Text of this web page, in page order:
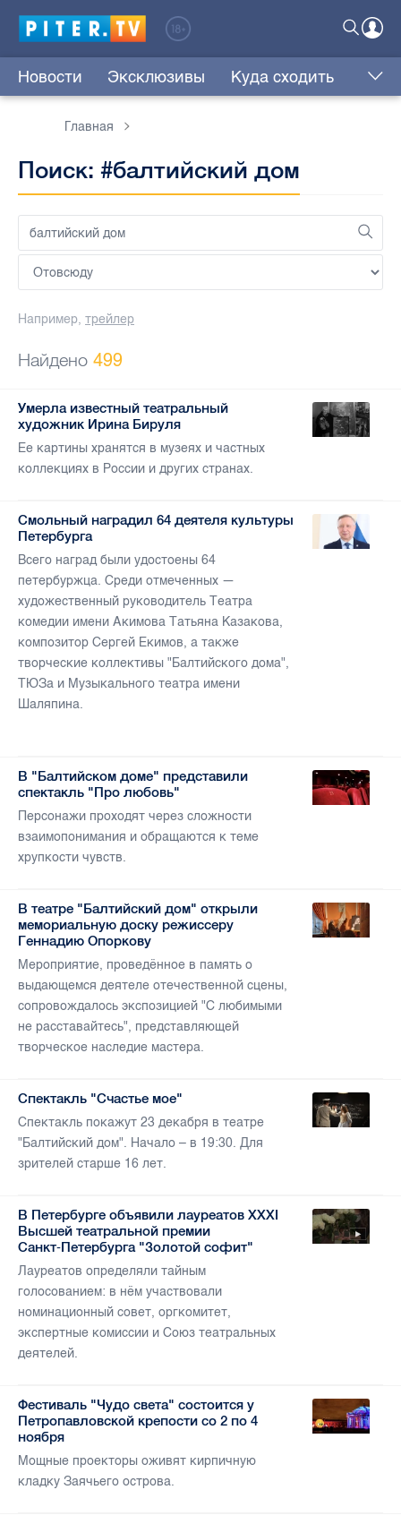
Новости Эксклюзивы Куда сходить
Главная
Поиск: #балтийский дом
Например, трейлер
Найдено 499
Умерла известный театральный
художник Ирина Бируля
Ее картины хранятся в музеях и частных
коллекциях в России и других странах.
Смольный наградил 64 деятеля культуры
Петербурга
Всего наград были удостоены 64
петербуржца. Среди отмеченных —
художественный руководитель Театра
комедии имени Акимова Татьяна Казакова,
композитор Сергей Екимов, а также
творческие коллективы "Балтийского дома",
ТЮЗа и Музыкального театра имени
Шаляпина.
В "Балтийском доме" представили
спектакль "Про любовь"
Персонажи проходят через сложности
взаимопонимания и обращаются к теме
хрупкости чувств.
В театре "Балтийский дом" открыли
мемориальную доску режиссеру
Геннадию Опоркову
Мероприятие, проведённое в память о
выдающемся деятеле отечественной сцены,
сопровождалось экспозицией "С любимыми
не расставайтесь", представляющей
творческое наследие мастера.
Спектакль "Счастье мое"
Спектакль покажут 23 декабря в театре
"Балтийский дом". Начало – в 19:30. Для
зрителей старше 16 лет.
В Петербурге объявили лауреатов ХХХI
Высшей театральной премии
Санкт‑Петербурга "Золотой софит"
Лауреатов определяли тайным
голосованием: в нём участвовали
номинационный совет, оргкомитет,
экспертные комиссии и Союз театральных
деятелей.
Фестиваль "Чудо света" состоится у
Петропавловской крепости со 2 по 4
ноября
Мощные проекторы оживят кирпичную
кладку Заячьего острова.